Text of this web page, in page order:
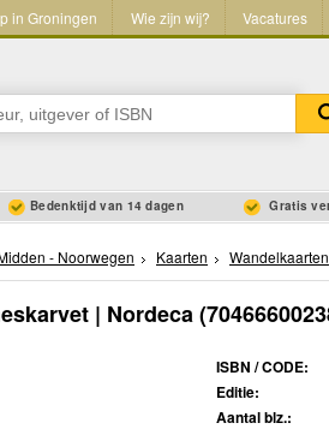
in Groningen Wie zijn wij? Vacatures
Bedenktijd van 14 dagen Gratis
- Noorwegen Kaarten Wandelkaarten
| Nordeca
ISBN / CODE:
Editie:
Aantal blz.: